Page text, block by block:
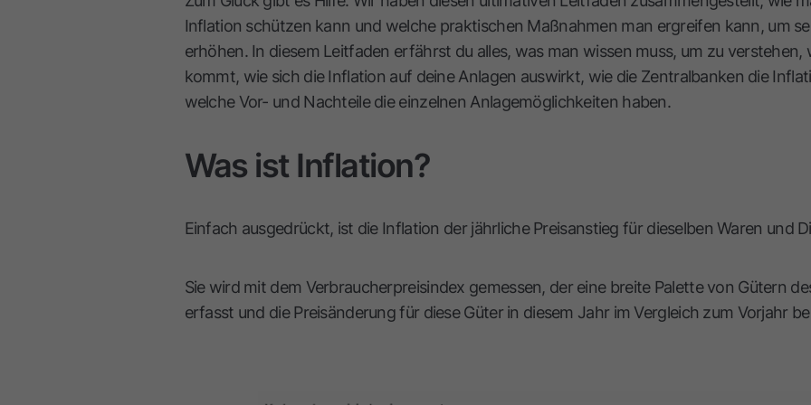
Inflation schützen kann und welche praktischen Maßnahmen man ergreifen kann, um
erhöhen. In diesem Leitfaden erfährst du alles, was man wissen muss, um zu
kommt, wie sich die Inflation auf deine Anlagen auswirkt, wie die Zentralbanken die
welche Vor- und Nachteile die einzelnen Anlagemöglichkeiten haben.
Was ist Inflation?
Einfach ausgedrückt, ist die Inflation der jährliche Preisanstieg für dieselben Waren und
Sie wird mit dem Verbraucherpreisindex gemessen, der eine breite Palette von Gütern
erfasst und die Preisänderung für diese Güter in diesem Jahr im Vergleich zum Vorjahr